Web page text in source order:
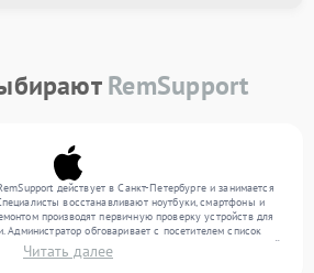
RemSupport
действует в Санкт-Петербурге и занимается
восстанавливают ноутбуки, смартфоны и
производят первичную проверку устройств для
Администратор обговаривает с посетителем список
техники осуществляют восстановление с заменой
По окончании работ их качество подтверждается
Читать далее